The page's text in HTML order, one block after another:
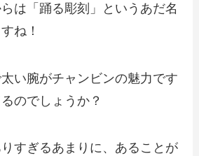
は「踊る彫刻」というあだ名
ね！
い腕がチャンビンの魅力です
のでしょうか？
すぎるあまりに、あることが